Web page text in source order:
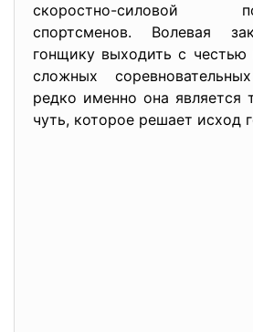
скоростно-силовой
спортсменов. Волевая
гонщику выходить с
сложных
редко именно она
чуть, которое решает исход